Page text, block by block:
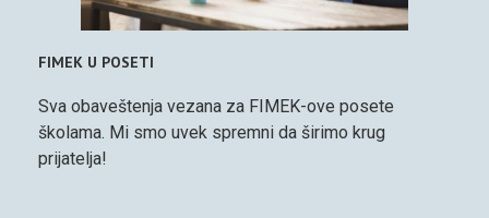
FIMEK U POSETI
Sva obaveštenja vezana za FIMEK-ove posete
školama. Mi smo uvek spremni da širimo krug
prijatelja!